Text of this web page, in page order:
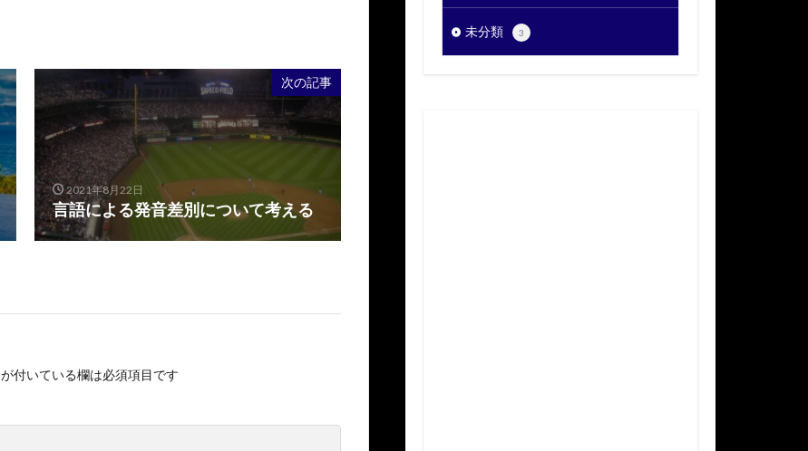
次の記事
2021年8月22日
言語による発音差別について考える
が付いている欄は必須項目です
未分類 3